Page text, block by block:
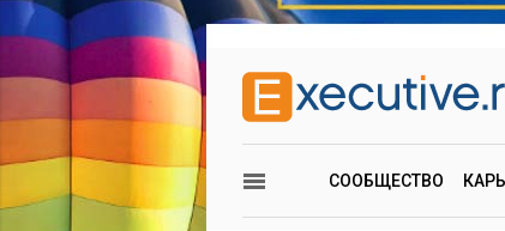
СООБЩЕСТВО